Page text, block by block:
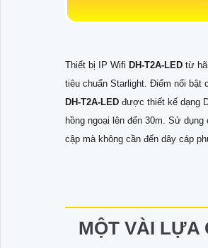
Thiết bị IP Wifi DH-T2A-LED từ
tiêu chuẩn Starlight. Điểm nổi bật
DH-T2A-LED được thiết kế dạng
hồng ngoại lên đến 30m. Sử
cập mà không cần đến dây cáp
MỘT VÀI LỰA